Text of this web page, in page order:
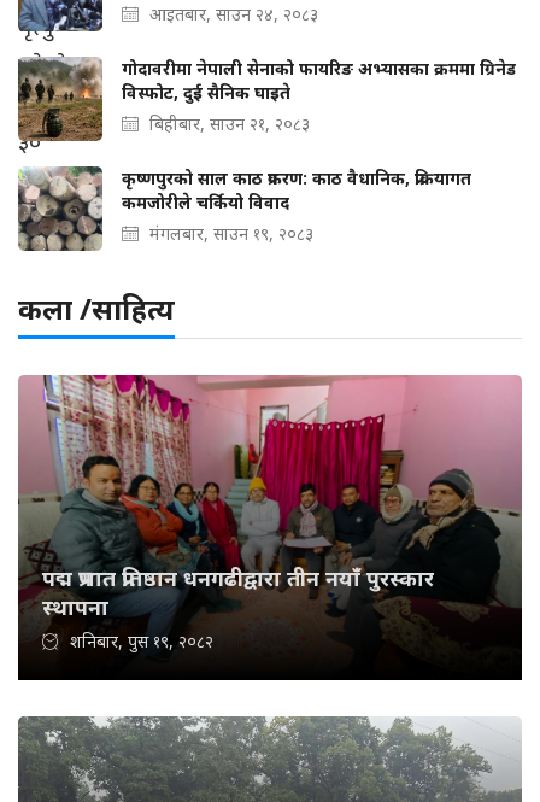
आइतबार, साउन २४, २०८३
गोदावरीमा नेपाली सेनाको फायरिङ अभ्यासका क्रममा ग्रिनेड
विस्फोट, दुई सैनिक घाइते
बिहीबार, साउन २१, २०८३
कृष्णपुरको साल काठ प्रकरण: काठ वैधानिक, प्रक्रियागत
कमजोरीले चर्कियो विवाद
मंगलबार, साउन १९, २०८३
कला /साहित्य
पद्म प्रभात प्रतिष्ठान धनगढीद्वारा तीन नयाँ पुरस्कार
स्थापना
शनिबार, पुस १९, २०८२